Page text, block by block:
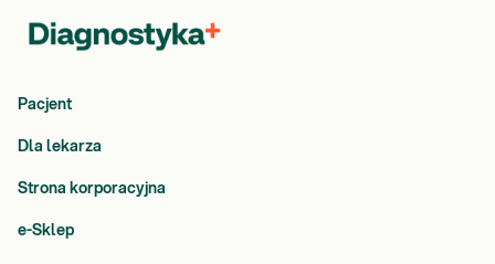
Pacjent
Dla lekarza
Strona korporacyjna
e-Sklep